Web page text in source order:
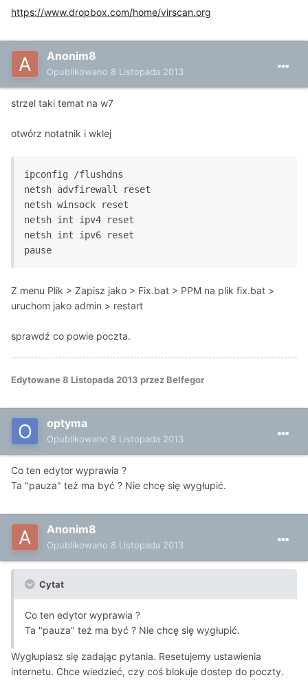
https://www.dropbox.com/home/virscan.org
Anonim8
Opublikowano 8 Listopada 2013
strzel taki temat na w7
otwórz notatnik i wklej
ipconfig /flushdns
netsh advfirewall reset
netsh winsock reset
netsh int ipv4 reset
netsh int ipv6 reset
Z menu Plik > Zapisz jako > Fix.bat > PPM na plik fix.bat >
uruchom jako admin > restart
sprawdź co powie poczta.
Edytowane8 Listopada 2013 przez Belfegor
optyma
Opublikowano 8 Listopada 2013
Co ten edytor wyprawia ?
Ta "pauza" też ma być ? Nie chcę się wygłupić.
Anonim8
Opublikowano 8 Listopada 2013
Cytat
Co ten edytor wyprawia ?
Ta "pauza" też ma być ? Nie chcę się wygłupić.
Wygłupiasz się zadając pytania. Resetujemy ustawienia
internetu. Chce wiedzieć, czy coś blokuje dostep do poczty.